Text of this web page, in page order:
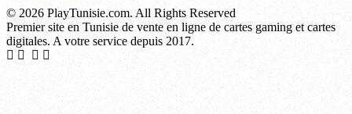
© 2026 PlayTunisie.com. All Rights Reserved
Premier site en Tunisie de vente en ligne de cartes gaming et cartes
digitales. A votre service depuis 2017.